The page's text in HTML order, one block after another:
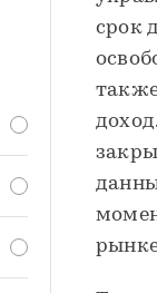
срок